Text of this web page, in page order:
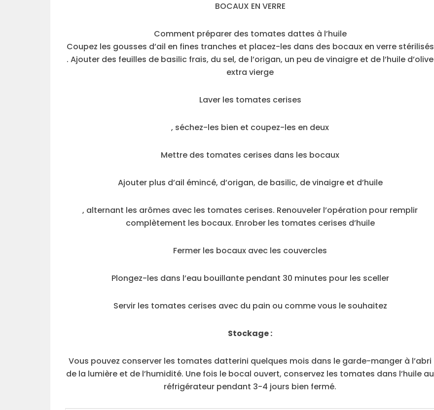
BOCAUX EN VERRE
Comment préparer des tomates dattes à l’huile
Coupez les gousses d’ail en fines tranches et placez-les dans des bocaux en verre stérilisés
. Ajouter des feuilles de basilic frais, du sel, de l’origan, un peu de vinaigre et de l’huile d’olive
extra vierge
Laver les tomates cerises
, séchez-les bien et coupez-les en deux
Mettre des tomates cerises dans les bocaux
Ajouter plus d’ail émincé, d’origan, de basilic, de vinaigre et d’huile
, alternant les arômes avec les tomates cerises. Renouveler l’opération pour remplir
complètement les bocaux. Enrober les tomates cerises d’huile
Fermer les bocaux avec les couvercles
Plongez-les dans l’eau bouillante pendant 30 minutes pour les sceller
Servir les tomates cerises avec du pain ou comme vous le souhaitez
Stockage :
Vous pouvez conserver les tomates datterini quelques mois dans le garde-manger à l’abri
de la lumière et de l’humidité. Une fois le bocal ouvert, conservez les tomates dans l’huile au
réfrigérateur pendant 3-4 jours bien fermé.